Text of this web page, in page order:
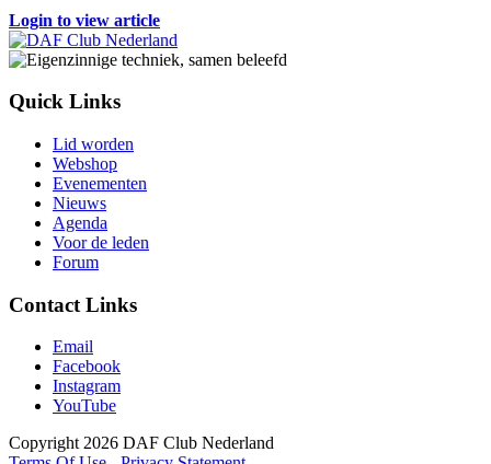
Login to view article
Quick Links
Lid worden
Webshop
Evenementen
Nieuws
Agenda
Voor de leden
Forum
Contact Links
Email
Facebook
Instagram
YouTube
Copyright 2026 DAF Club Nederland